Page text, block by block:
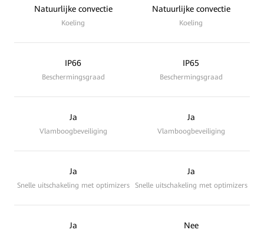
Natuurlijke convectie
Koeling
IP66
Beschermingsgraad
Ja
Vlamboogbeveiliging
Ja
Snelle uitschakeling met optimizers
Ja
Natuurlijke convectie
Koeling
IP65
Beschermingsgraad
Ja
Vlamboogbeveiliging
Ja
Snelle uitschakeling met optimizers
Nee